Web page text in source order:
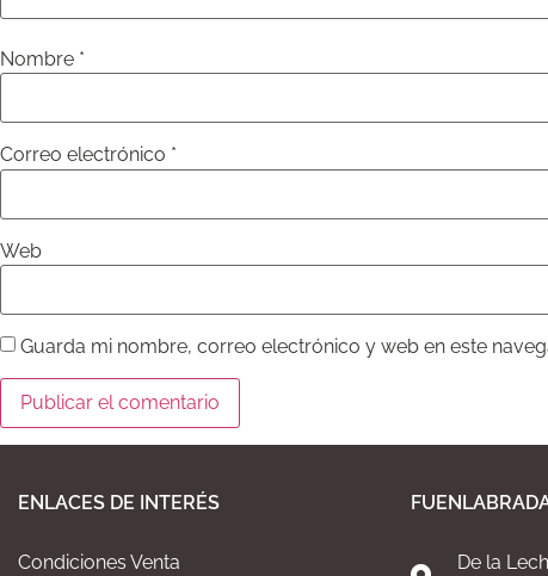
Nombre *
Correo electrónico *
Web
Guarda mi nombre, correo electrónico y web en este
ENLACES DE INTERÉS
Condiciones Venta De la